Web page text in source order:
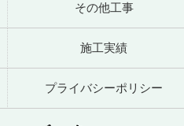
その他工事
施工実績
プライバシーポリシー